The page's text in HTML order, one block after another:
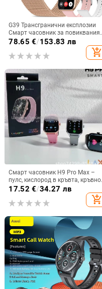
G39 Трансгранични експлозии
Смарт часовник за повиквания
Сърдечен ритъм Кръв Кислород
Bluetooth разговори Спортен
78.65 €/153.83 лв
add_shopping_cart
Смарт часовник H9 Pro Max –
пулс, кислород в кръвта, кръвно
налягане, мониторинг на съня,
17.52 €/34.27 лв
add_shopping_cart